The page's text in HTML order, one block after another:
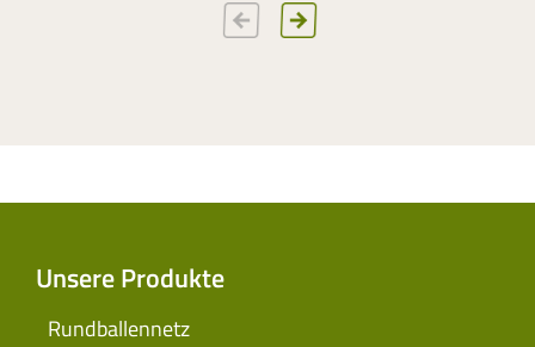
Unsere Produkte
Rundballennetz